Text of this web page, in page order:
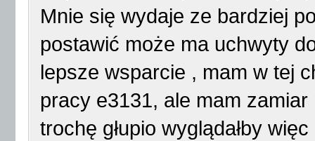
Mnie się wydaje ze bardziej
postawić może ma uchwyty
lepsze wsparcie , mam w tej
pracy e3131, ale mam
trochę głupio wyglądałby